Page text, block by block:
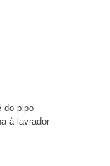
do pipo
à lavrador